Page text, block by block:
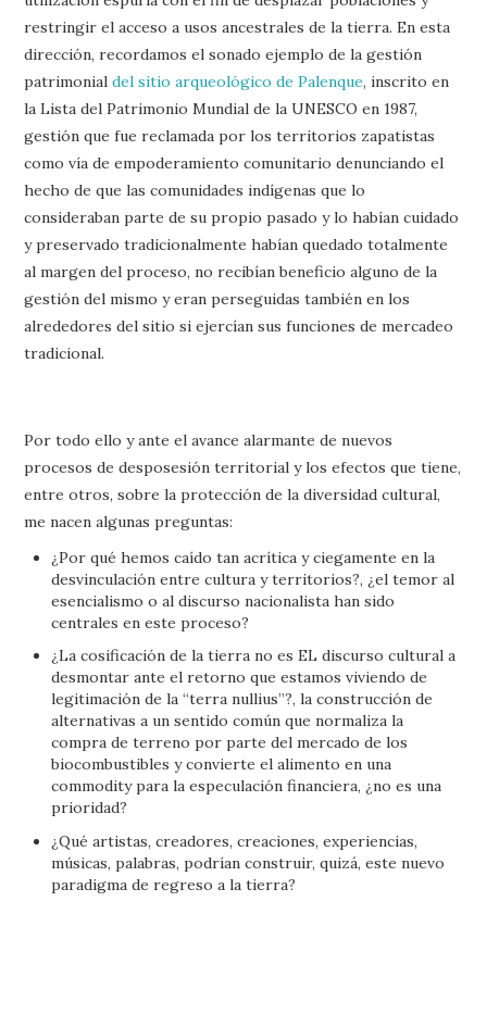
restringir el acceso a usos ancestrales de la tierra. En esta
dirección, recordamos el sonado ejemplo de la gestión
patrimonialdel sitio arqueológico de Palenque, inscrito en
la Lista del Patrimonio Mundial de la UNESCO en 1987,
gestión que fue reclamada por los territorios zapatistas
como vía de empoderamiento comunitario denunciando el
hecho de que las comunidades indígenas que lo
consideraban parte de su propio pasado y lo habían cuidado
y preservado tradicionalmente habían quedado totalmente
al margen del proceso, no recibían beneficio alguno de la
gestión del mismo y eran perseguidas también en los
alrededores del sitio si ejercían sus funciones de mercadeo
tradicional.
Por todo ello y ante el avance alarmante de nuevos
procesos de desposesión territorial y los efectos que tiene,
entre otros, sobre la protección de la diversidad cultural,
me nacen algunas preguntas:
¿Por qué hemos caído tan acrítica y ciegamente en la
desvinculación entre cultura y territorios?, ¿el temor al
esencialismo o al discurso nacionalista han sido
centrales en este proceso?
¿La cosificación de la tierra no es EL discurso cultural a
desmontar ante el retorno que estamos viviendo de
legitimación de la “terra nullius”?, la construcción de
alternativas a un sentido común que normaliza la
compra de terreno por parte del mercado de los
biocombustibles y convierte el alimento en una
commodity para la especulación financiera, ¿no es una
prioridad?
¿Qué artistas, creadores, creaciones, experiencias,
músicas, palabras, podrían construir, quizá, este nuevo
paradigma de regreso a la tierra?